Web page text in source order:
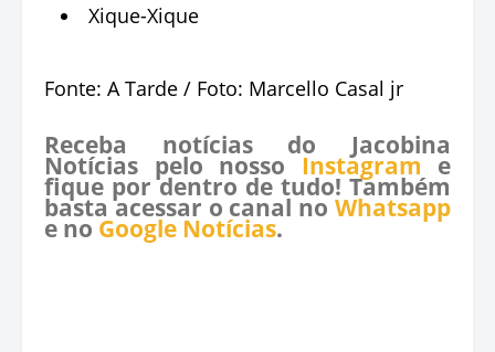
Xique-Xique
Fonte: A Tarde / Foto: Marcello Casal jr
Receba notícias do Jacobina
Notícias pelo nosso Instagram e
fique por dentro de tudo! Também
basta acessar o canal no Whatsapp
e no Google Notícias.